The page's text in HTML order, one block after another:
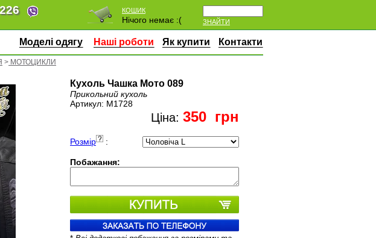
ЗНАЙТИ
КОШИК
Нічого немає :(
Моделі одягу Наші роботи Як купити Контакти
> МОТОЦИКЛИ
Кухоль Чашка Мото 089
Прикольний кухоль
Артикул: M1728
Ціна: 350 грн
Розмір :
Побажання: